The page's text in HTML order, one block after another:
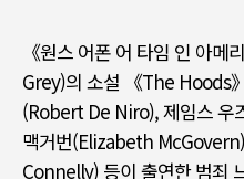
《원스 어폰 어 타임 인 아메
Grey)의 소설 《The Hoods》
(Robert De Niro),제임스 우
맥거번(Elizabeth
Connelly) 등이 출연한 범죄